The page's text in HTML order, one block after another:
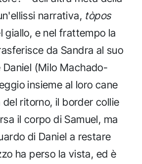
narrativa, tòpos
giallo, e nel frattempo la
da Sandra al suo
(Milo Machado-
insieme al loro cane
del ritorno, il border collie
il corpo di Samuel, ma
di Daniel a restare
ha perso la vista, ed è